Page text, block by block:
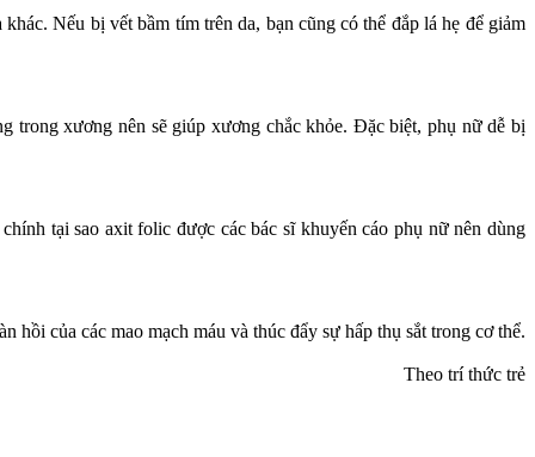
Nếu bị vết bầm tím trên da, bạn cũng có thể đắp lá hẹ để giảm
trong xương nên sẽ giúp xương chắc khỏe. Đặc biệt, phụ nữ dễ bị
tại sao axit folic được các bác sĩ khuyến cáo phụ nữ nên dùng
của các mao mạch máu và thúc đẩy sự hấp thụ sắt trong cơ thể.
Theo trí thức trẻ